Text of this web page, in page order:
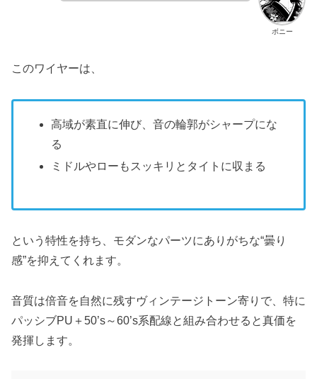
ボニー
このワイヤーは、
高域が素直に伸び、音の輪郭がシャープにな
る
ミドルやローもスッキリとタイトに収まる
という特性を持ち、モダンなパーツにありがちな“曇り
感”を抑えてくれます。
音質は倍音を自然に残すヴィンテージトーン寄りで、特に
パッシブPU＋50’s～60’s系配線と組み合わせると真価を
発揮します。